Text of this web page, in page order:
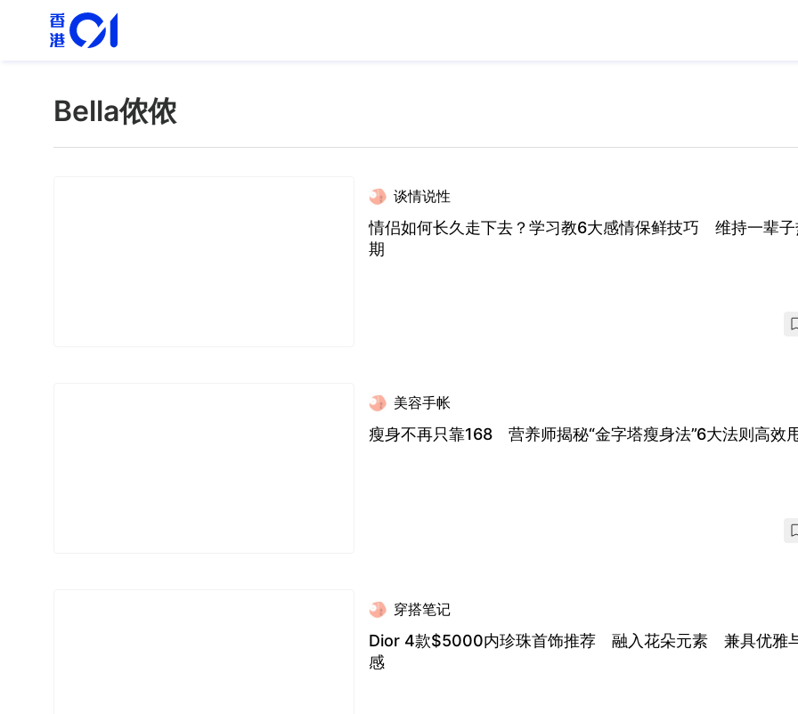
Bella侬侬
谈情说性
情侣如何长久走下去？学习教6大感情保鲜技巧 维持一辈子
期
美容手帐
瘦身不再只靠168 营养师揭秘“金字塔瘦身法”6大法则高效
穿搭笔记
Dior 4款$5000内珍珠首饰推荐 融入花朵元素 兼具优雅
感